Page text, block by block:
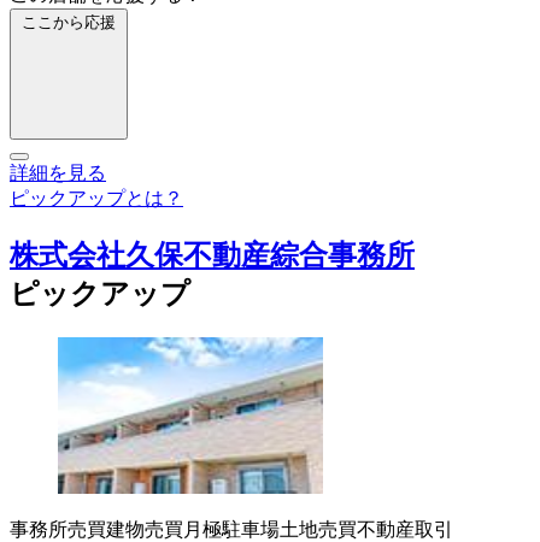
ここから応援
詳細を見る
ピックアップとは？
株式会社久保不動産綜合事務所
ピックアップ
事務所売買建物売買 月極駐車場土地売買不動産取引